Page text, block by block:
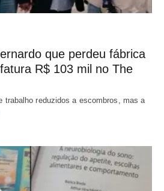
que perdeu fábrica
R$ 103 mil no The
trabalho reduzidos a escombros, mas a